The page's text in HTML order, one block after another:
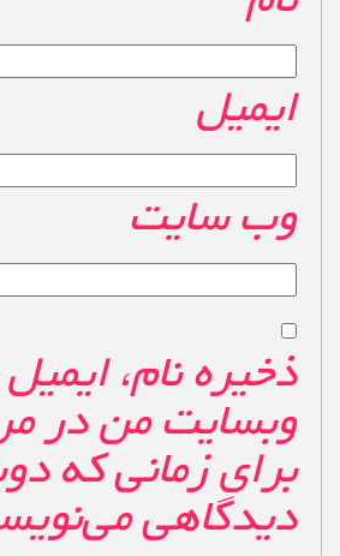
ایمیل*
وب‌ سایت
ذخیره نام، ایمیل
وبسایت من در
برای زمانی که
دیدگاهی